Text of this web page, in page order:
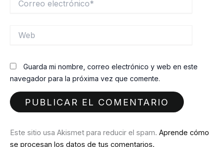
electrónico*
Guarda mi nombre, correo electrónico y web en este
navegador para la próxima vez que comente.
Este sitio usa Akismet para reducir el spam. Aprende cómo
se procesan los datos de tus comentarios.